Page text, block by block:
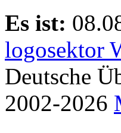
Es ist:
logosektor
Deutsche
2002-2026